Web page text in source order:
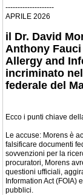
--------------------
APRILE 2026
il Dr. David
Anthony
Allergy and
incriminato
federale del
Ecco i punti chiave
Le accuse: Morens è
falsificare documenti
sovvenzioni per la
procuratori, Morens
questioni ufficiali,
Information Act (FOIA)
pubblici.